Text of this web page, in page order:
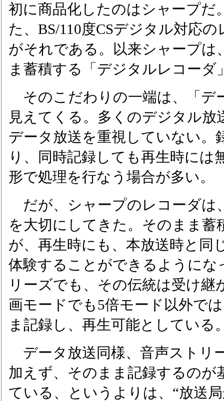
初に商品化したのはシャープだ
た、BS/110度CSデジタル対応
がそれである。以来シャープは
ま蓄積する「デジタルレコー
そのこだわりの一端は、「デ
見えてくる。多くのデジタル放
データ放送を重視していない。
り、同時記録しても再生時には
形で処理を行なう場合が多い。
だが、シャープのレコーダは
を大切にしてきた。そのまま
が、再生時にも、本放送時と同
体験することができるようにな
リーズでも、その伝統は受け継
画モードでも5倍モード以外で
ま記録し、再生可能としている
データ放送同様、音声ストリ
加えず、そのまま記録するのが
ている、というよりは、“放送